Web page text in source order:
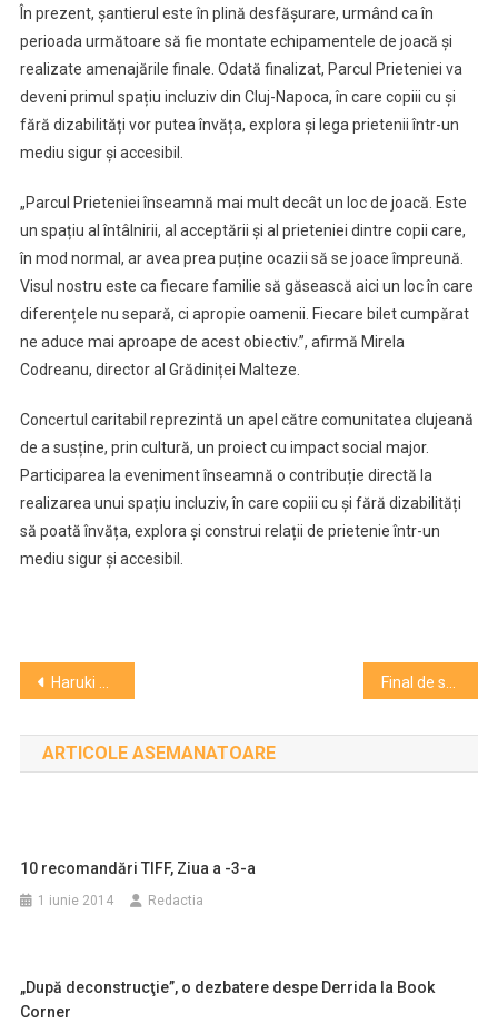
În prezent, șantierul este în plină desfășurare, urmând ca în
perioada următoare să fie montate echipamentele de joacă și
realizate amenajările finale. Odată finalizat, Parcul Prieteniei va
deveni primul spațiu incluziv din Cluj-Napoca, în care copiii cu și
fără dizabilități vor putea învăța, explora și lega prietenii într-un
mediu sigur și accesibil.
„Parcul Prieteniei înseamnă mai mult decât un loc de joacă. Este
un spațiu al întâlnirii, al acceptării și al prieteniei dintre copii care,
în mod normal, ar avea prea puține ocazii să se joace împreună.
Visul nostru este ca fiecare familie să găsească aici un loc în care
diferențele nu separă, ci apropie oamenii. Fiecare bilet cumpărat
ne aduce mai aproape de acest obiectiv.”, afirmă Mirela
Codreanu, director al Grădiniței Malteze.
Concertul caritabil reprezintă un apel către comunitatea clujeană
de a susține, prin cultură, un proiect cu impact social major.
Participarea la eveniment înseamnă o contribuție directă la
realizarea unui spațiu incluziv, în care copiii cu și fără dizabilități
să poată învăța, explora și construi relații de prietenie într-un
mediu sigur și accesibil.
Navigare
în
articole
Haruki Murakami nu se teme de concurenţa inteligenţei artificiale, deoarece „procesul său de scriere este complet diferit” Final de stagiune la Teatrul Maghiar. Bilanțul instituției
ARTICOLE ASEMANATOARE
10 recomandări TIFF, Ziua a -3-a
1 iunie 2014 Redactia
„După deconstrucţie”, o dezbatere despe Derrida la Book
Corner